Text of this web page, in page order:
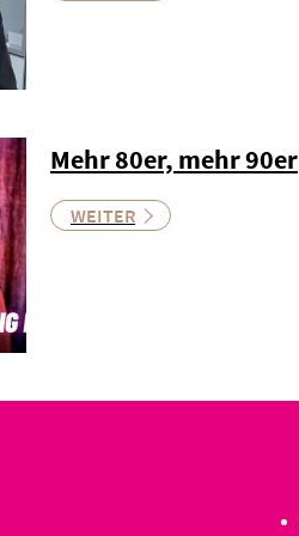
Mehr 80er, mehr 90er
WEITER